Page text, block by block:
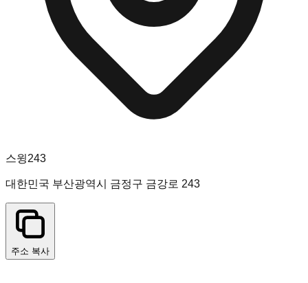
스윙243
대한민국 부산광역시 금정구 금강로 243
주소 복사